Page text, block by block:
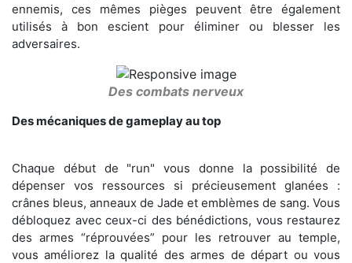
ennemis, ces mêmes pièges peuvent être également
utilisés à bon escient pour éliminer ou blesser les
adversaires.
Des combats nerveux
Des mécaniques de gameplay au top
Chaque début de "run" vous donne la possibilité de
dépenser vos ressources si précieusement glanées :
crânes bleus, anneaux de Jade et emblèmes de sang. Vous
débloquez avec ceux-ci des bénédictions, vous restaurez
des armes “réprouvées” pour les retrouver au temple,
vous améliorez la qualité des armes de départ ou vous